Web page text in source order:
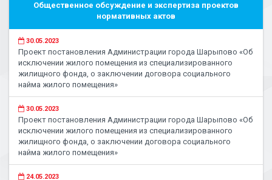
Общественное обсуждение и экспертиза проектов
нормативных актов
30.05.2023
Проект постановления Администрации города Шарыпово «Об
исключении жилого помещения из специализированного
жилищного фонда, о заключении договора социального
найма жилого помещения»
30.05.2023
Проект постановления Администрации города Шарыпово «Об
исключении жилого помещения из специализированного
жилищного фонда, о заключении договора социального
найма жилого помещения»
24.05.2023